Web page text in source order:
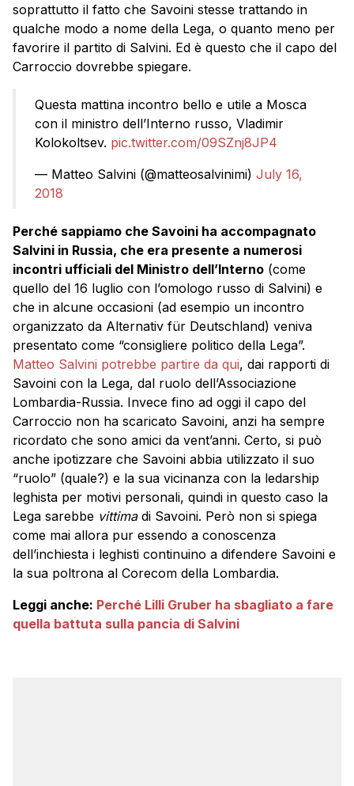
soprattutto il fatto che Savoini stesse trattando in
qualche modo a nome della Lega, o quanto meno per
favorire il partito di Salvini. Ed è questo che il capo del
Carroccio dovrebbe spiegare.
Questa mattina incontro bello e utile a Mosca
con il ministro dell’Interno russo, Vladimir
Kolokoltsev. pic.twitter.com/09SZnj8JP4
— Matteo Salvini (@matteosalvinimi) July 16,
2018
Perché sappiamo che Savoini ha accompagnato
Salvini in Russia, che era presente a numerosi
incontri ufficiali del Ministro dell’Interno (come
quello del 16 luglio con l’omologo russo di Salvini) e
che in alcune occasioni (ad esempio un incontro
organizzato da Alternativ für Deutschland) veniva
presentato come “consigliere politico della Lega”.
Matteo Salvini potrebbe partire da qui, dai rapporti di
Savoini con la Lega, dal ruolo dell’Associazione
Lombardia-Russia. Invece fino ad oggi il capo del
Carroccio non ha scaricato Savoini, anzi ha sempre
ricordato che sono amici da vent’anni. Certo, si può
anche ipotizzare che Savoini abbia utilizzato il suo
“ruolo” (quale?) e la sua vicinanza con la ledarship
leghista per motivi personali, quindi in questo caso la
Lega sarebbe vittimadi Savoini. Però non si spiega
come mai allora pur essendo a conoscenza
dell’inchiesta i leghisti continuino a difendere Savoini e
la sua poltrona al Corecom della Lombardia.
Leggi anche: Perché Lilli Gruber ha sbagliato a fare
quella battuta sulla pancia di Salvini